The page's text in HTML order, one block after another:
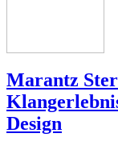
Marantz
Design